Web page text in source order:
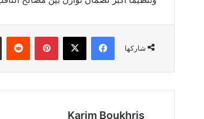
شاركها
فيسبوك ‫X بينتيريست
Karim Boukhris